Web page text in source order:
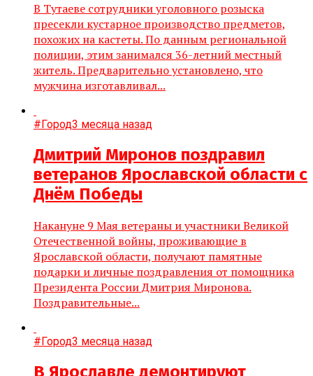
В Тутаеве сотрудники уголовного розыска
пресекли кустарное производство предметов,
похожих на кастеты. По данным региональной
полиции, этим занимался 36-летний местный
житель. Предварительно установлено, что
мужчина изготавливал...
#Город3 месяца назад
Дмитрий Миронов поздравил
ветеранов Ярославской области с
Днём Победы
Накануне 9 Мая ветераны и участники Великой
Отечественной войны, проживающие в
Ярославской области, получают памятные
подарки и личные поздравления от помощника
Президента России Дмитрия Миронова.
Поздравительные...
#Город3 месяца назад
В Ярославле демонтируют